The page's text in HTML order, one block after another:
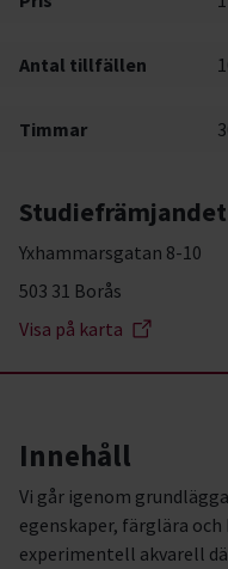
Antal tillfällen
Timmar
Studiefrämjandet
Yxhammarsgatan 8-10
503 31 Borås
Visa på karta
Innehåll
Vi går igenom
egenskaper, färglära
experimentell akvarell